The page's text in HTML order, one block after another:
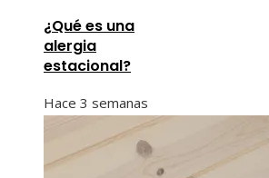
¿Qué es una
alergia
estacional?
Hace 3 semanas